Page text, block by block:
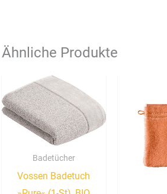
Ähnliche Produkte
Badetücher
Vossen Badetuch